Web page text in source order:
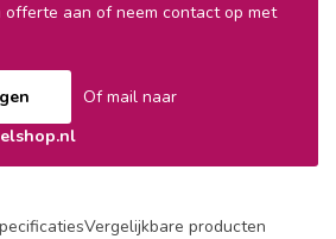
offerte aan of neem contact op met
Of mail naar
Vergelijkbare producten